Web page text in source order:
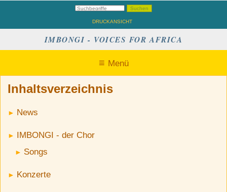
DRUCKANSICHT
IMBONGI - VOICES FOR AFRICA
Menü
Inhaltsverzeichnis
News
IMBONGI - der Chor
Songs
Konzerte